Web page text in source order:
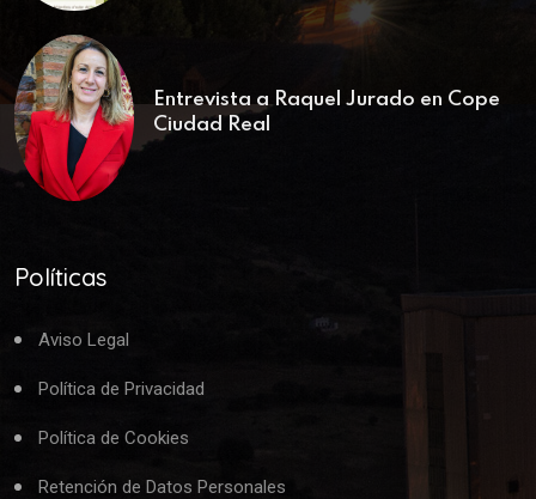
Entrevista a Raquel Jurado en Cope
Ciudad Real
Políticas
Aviso Legal
Política de Privacidad
Política de Cookies
Retención de Datos Personales